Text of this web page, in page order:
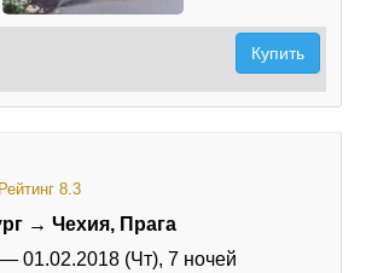
страховка
Купить
Рейтинг 8.3
→ Чехия, Прага
— 01.02.2018 (Чт), 7 ночей